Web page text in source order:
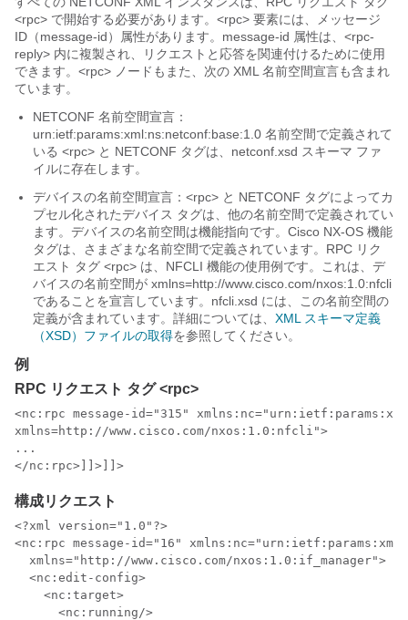
<rpc> で開始する必要があります。<rpc> 要素には、メッセージ
ID（message-id）属性があります。message-id 属性は、<rpc-
reply> 内に複製され、リクエストと応答を関連付けるために使用
できます。<rpc> ノードもまた、次の XML 名前空間宣言も含まれ
ています。
NETCONF 名前空間宣言：
urn:ietf:params:xml:ns:netconf:base:1.0 名前空間で定義されて
いる <rpc> と NETCONF タグは、netconf.xsd スキーマ ファ
イルに存在します。
デバイスの名前空間宣言：<rpc> と NETCONF タグによってカ
プセル化されたデバイス タグは、他の名前空間で定義されてい
ます。デバイスの名前空間は機能指向です。Cisco NX-OS 機能
タグは、さまざまな名前空間で定義されています。RPC リク
エスト タグ <rpc> は、NFCLI 機能の使用例です。これは、デ
バイスの名前空間が xmlns=http://www.cisco.com/nxos:1.0:nfcli
であることを宣言しています。 nfcli.xsd には、この名前空間の
定義が含まれています。詳細については、 XML スキーマ定義
（XSD）ファイルの取得を参照してください。
例
RPC リクエスト タグ <rpc>
<nc:rpc message-id="315"
xmlns=http://www.cisco.com/nxos:1.0:nfcli">
...
構成リクエスト
<?xml version="1.0"?>
<nc:rpc message-id="16"
  xmlns="http://www.cisco.com/nxos:1.0:if_manager">
  <nc:edit-config>
    <nc:target>
      <nc:running/>